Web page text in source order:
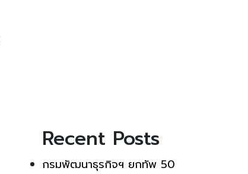
Recent Posts
กรมพัฒนาธุรกิจฯ ยกทัพ 50